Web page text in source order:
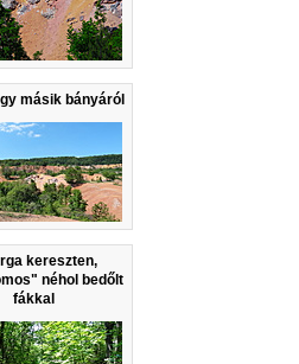
másik bányáról
kereszten,
néhol bedőlt
fákkal